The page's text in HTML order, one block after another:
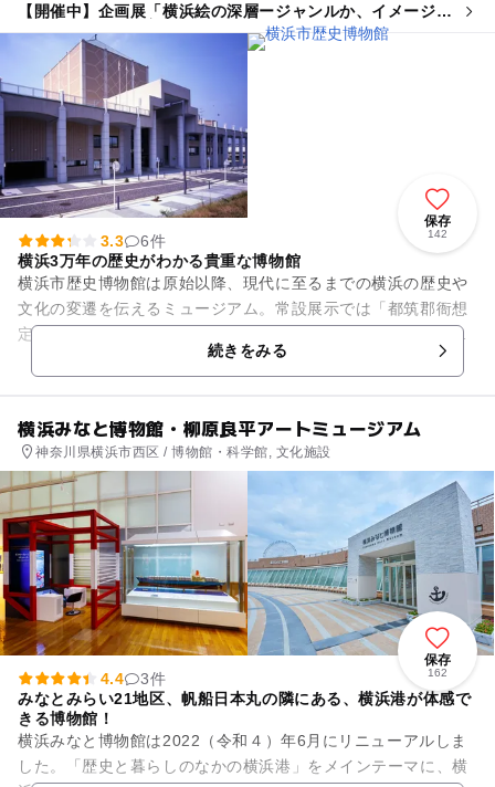
【開催中】企画展「横浜絵の深層ージャンルか、イメージ
保存
142
3.3
6件
横浜3万年の歴史がわかる貴重な博物館
横浜市歴史博物館は原始以降、現代に至るまでの横浜の歴史や
文化の変遷を伝えるミュージアム。常設展示では「都筑郡衙想
定復元模型」や「勧工場「横濱館」想定復元模型」といった展
示を用い、当時の横浜の様子...続きをみる
横浜みなと博物館・柳原良平アートミュージアム
神奈川県横浜市西区 / 博物館・科学館, 文化施設
保存
162
4.4
3件
みなとみらい21地区、帆船日本丸の隣にある、横浜港が体感で
きる博物館！
横浜みなと博物館は2022（令和４）年6月にリニューアルしま
した。「歴史と暮らしのなかの横浜港」をメインテーマに、横